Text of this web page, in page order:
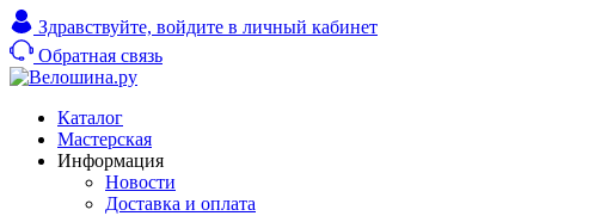
Здравствуйте, войдите в личный кабинет
Обратная связь
Каталог
Мастерская
Информация
Новости
Доставка и оплата